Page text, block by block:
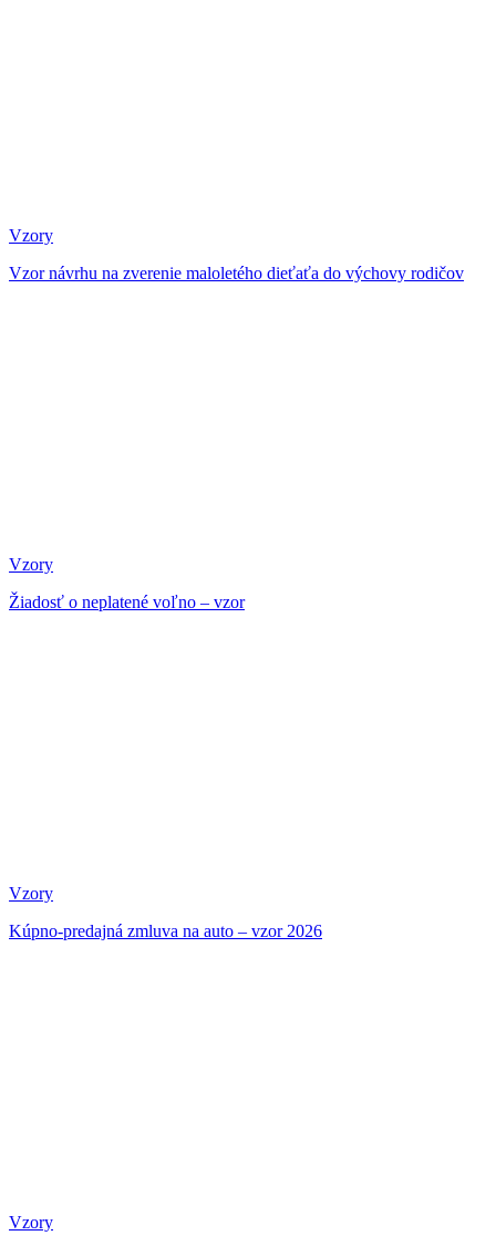
Vzory
Vzor návrhu na zverenie maloletého dieťaťa do výchovy rodičov
Vzory
Žiadosť o neplatené voľno – vzor
Vzory
Kúpno-predajná zmluva na auto – vzor 2026
Vzory